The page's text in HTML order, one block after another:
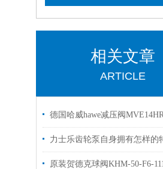
相关文章
ARTICLE
力士乐齿轮泵自身拥有怎样的